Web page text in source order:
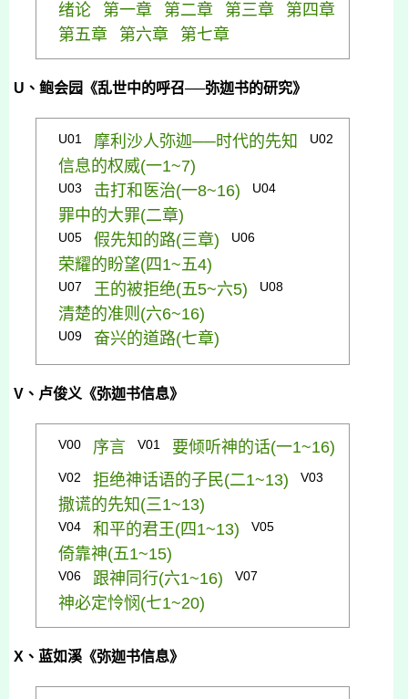
绪论 第一章 第二章 第三章
第四章
第五章
第六章 第七章
U 、鲍会园《乱世中的呼召──弥迦书的研究》
U01 摩利沙人弥迦──时代的先知 U02
信息的权威(一1~7)
U03 击打和医治(一8~16) U04
罪中的大罪(二章)
U05 假先知的路(三章) U06
荣耀的盼望(四1~五4)
U07 王的被拒绝(五5~六5) U08
清楚的准则(六6~16)
U09 奋兴的道路(七章)
V 、卢俊义《弥迦书信息》
V00 序言 V01 要倾听神的话(一1~16)
V02 拒绝神话语的子民(二1~13) V03
撒谎的先知(三1~13)
V04 和平的君王(四1~13) V05
倚靠神(五1~15)
V06 跟神同行(六1~16) V07
神必定怜悯(七1~20)
X 、蓝如溪《弥迦书信息》